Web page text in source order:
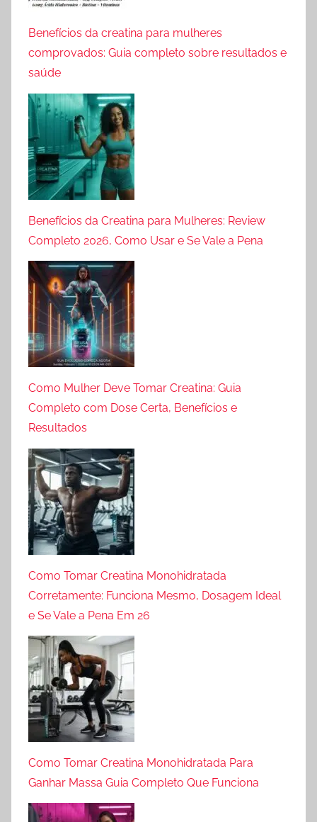
Benefícios da creatina para mulheres
comprovados: Guia completo sobre resultados e
saúde
Benefícios da Creatina para Mulheres: Review
Completo 2026, Como Usar e Se Vale a Pena
Como Mulher Deve Tomar Creatina: Guia
Completo com Dose Certa, Benefícios e
Resultados
Como Tomar Creatina Monohidratada
Corretamente: Funciona Mesmo, Dosagem Ideal
e Se Vale a Pena Em 26
Como Tomar Creatina Monohidratada Para
Ganhar Massa Guia Completo Que Funciona